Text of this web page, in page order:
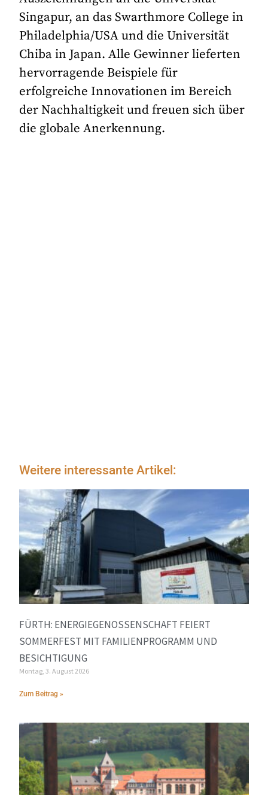
Singapur, an das Swarthmore College in
Philadelphia/USA und die Universität
Chiba in Japan. Alle Gewinner lieferten
hervorragende Beispiele für
erfolgreiche Innovationen im Bereich
der Nachhaltigkeit und freuen sich über
die globale Anerkennung.
Weitere interessante Artikel:
FÜRTH: ENERGIEGENOSSENSCHAFT FEIERT
SOMMERFEST MIT FAMILIENPROGRAMM UND
BESICHTIGUNG
Montag, 3. August 2026
Zum Beitrag »